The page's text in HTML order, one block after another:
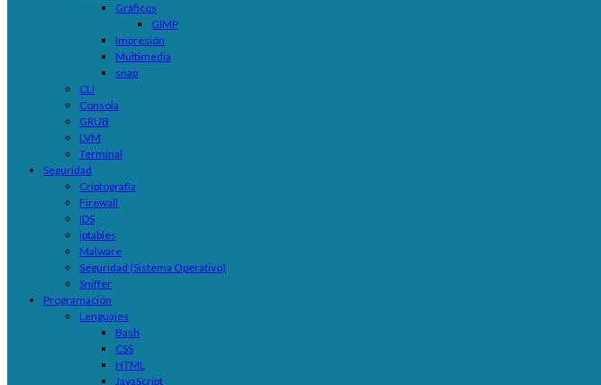
Gráficos
GIMP
Impresión
Multimedia
snap
CLI
Consola
GRUB
LVM
Terminal
Seguridad
Criptografía
Firewall
IDS
iptables
Malware
Seguridad (Sistema Operativo)
Sniffer
Programación
Lenguajes
Bash
CSS
HTML
JavaScript